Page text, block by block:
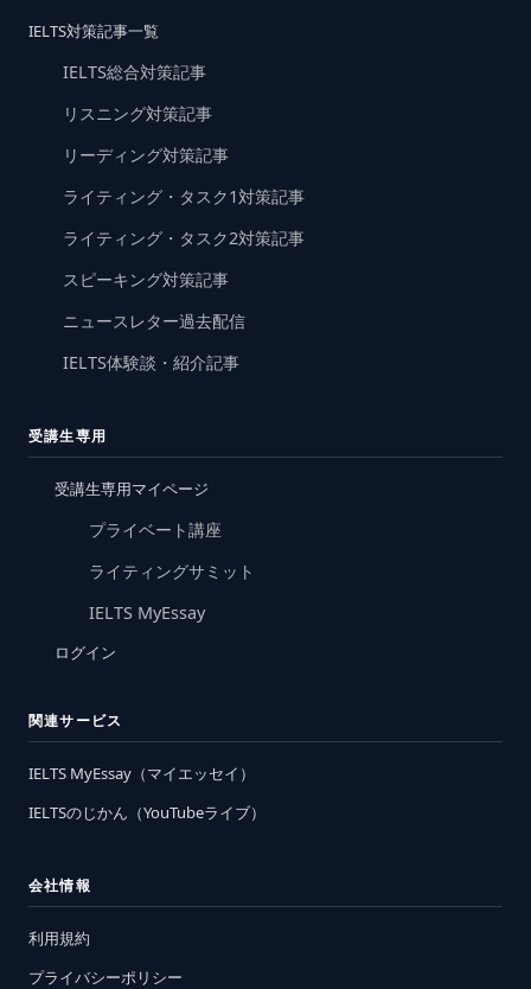
IELTS対策記事一覧
IELTS総合対策記事
リスニング対策記事
リーディング対策記事
ライティング・タスク1対策記事
ライティング・タスク2対策記事
スピーキング対策記事
ニュースレター過去配信
IELTS体験談・紹介記事
受講生専用
受講生専用マイページ
プライベート講座
ライティングサミット
IELTS MyEssay
ログイン
関連サービス
IELTS MyEssay（マイエッセイ）
IELTSのじかん（YouTubeライブ）
会社情報
利用規約
プライバシーポリシー